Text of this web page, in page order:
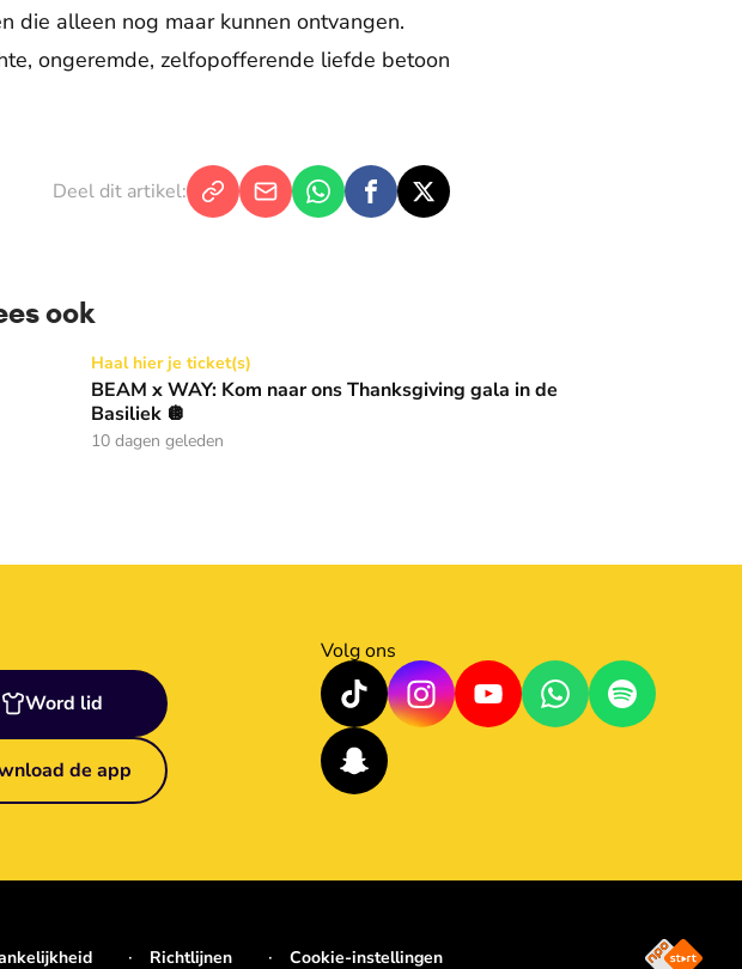
die alleen nog maar kunnen ontvangen.
ongeremde, zelfopofferende liefde betoon
Deel dit artikel:
ook
x WAY: Kom naar ons Thanksgiving gala in de Basiliek 🪩
Haal hier je ticket(s)
BEAM x WAY: Kom naar ons Thanksgiving gala in de
Basiliek 🪩
10 dagen geleden
Word lid
de app
Volg ons
Richtlijnen Cookie-instellingen